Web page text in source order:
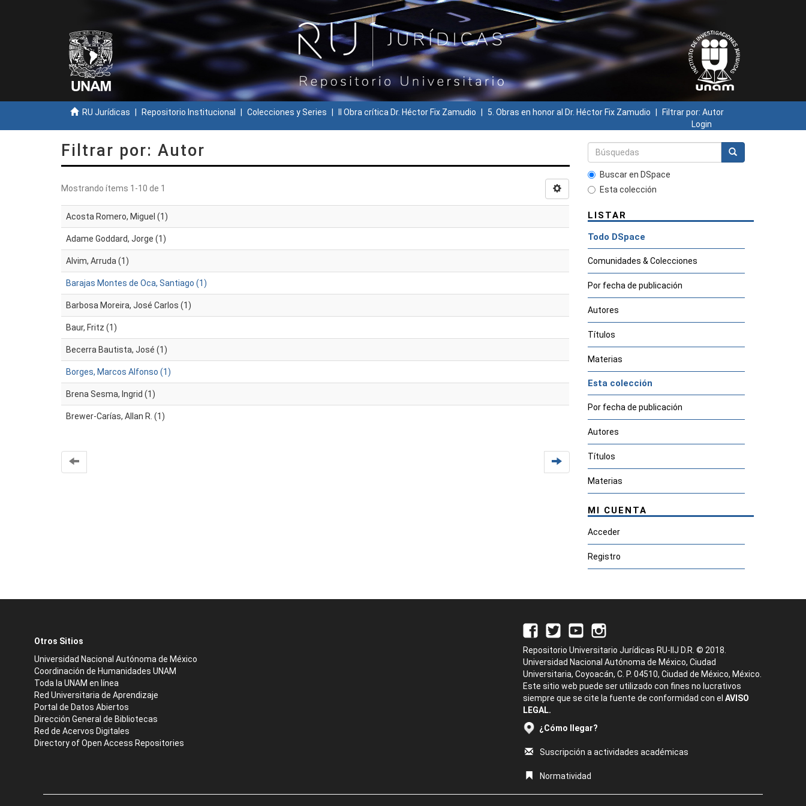
RU Jurídicas Repositorio Institucional Colecciones y Series II Obra crítica Dr. Héctor Fix Zamudio 5. Obras en honor al Dr. Héctor Fix Zamudio
Filtrar por: Autor
Login
Filtrar por: Autor
Mostrando ítems 1-10 de 1
Acosta Romero, Miguel (1)
Adame Goddard, Jorge (1)
Alvim, Arruda (1)
Barajas Montes de Oca, Santiago (1)
Barbosa Moreira, José Carlos (1)
Baur, Fritz (1)
Becerra Bautista, José (1)
Borges, Marcos Alfonso (1)
Brena Sesma, Ingrid (1)
Brewer-Carías, Allan R. (1)
Buscar en DSpace
Esta colección
LISTAR
Todo DSpace
Comunidades & Colecciones
Por fecha de publicación
Autores
Títulos
Materias
Esta colección
Por fecha de publicación
Autores
Títulos
Materias
MI CUENTA
Acceder
Registro
Otros Sitios
Universidad Nacional Autónoma de México
Coordinación de Humanidades UNAM
Toda la UNAM en línea
Red Universitaria de Aprendizaje
Portal de Datos Abiertos
Dirección General de Bibliotecas
Red de Acervos Digitales
Directory of Open Access Repositories
Repositorio Universitario Jurídicas RU-IIJ D.R. © 2018.
Universidad Nacional Autónoma de México, Ciudad
Universitaria, Coyoacán, C. P. 04510, Ciudad de México, México.
Este sitio web puede ser utilizado con fines no lucrativos
siempre que se cite la fuente de conformidad con el AVISO
LEGAL.
¿Cómo llegar?
Suscripción a actividades académicas
Normatividad